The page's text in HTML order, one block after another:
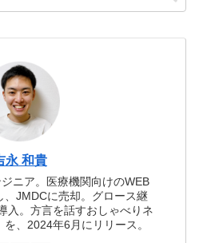
永 和貴
ニア。医療機関向けのWEB
、JMDCに売却。グロース継
入。方言を話すおしゃべりネ
、2024年6月にリリース。